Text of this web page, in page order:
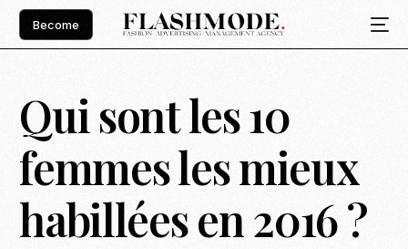
Become
Qui sont les 10
femmes les mieux
habillées en 2016 ?